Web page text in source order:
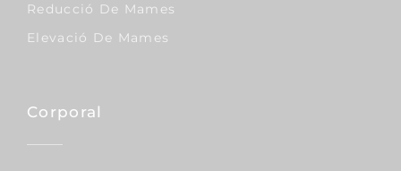
Reducció De Mames
Elevació De Mames
Corporal